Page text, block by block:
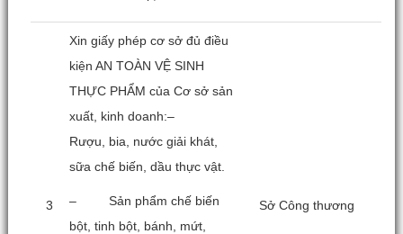
3
Xin giấy phép cơ sở đủ điều
kiện AN TOÀN VỆ SINH
THỰC PHẨM của Cơ sở sản
xuất, kinh doanh:–
Rượu, bia, nước giải khát,
sữa chế biến, dầu thực vật.
– Sản phẩm chế biến
bột, tinh bột, bánh, mứt,
Sở Công thương